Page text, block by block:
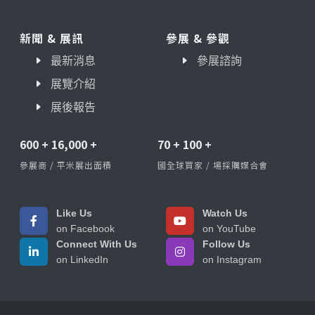
新聞 & 展訊
最新消息
展覽介紹
展後報告
參展 & 參觀
參展諮詢
600 + 16,000 +
參展商 / 平米展出面積
70 + 100 +
國全球買家 / 場採購媒合會
Like Us
on Facebook
Watch Us
on YouTube
Connect With Us
on LinkedIn
Follow Us
on Instagram